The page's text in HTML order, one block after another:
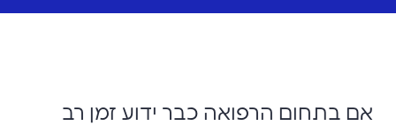
אם בתחום הרפואה כבר ידוע זמן רב